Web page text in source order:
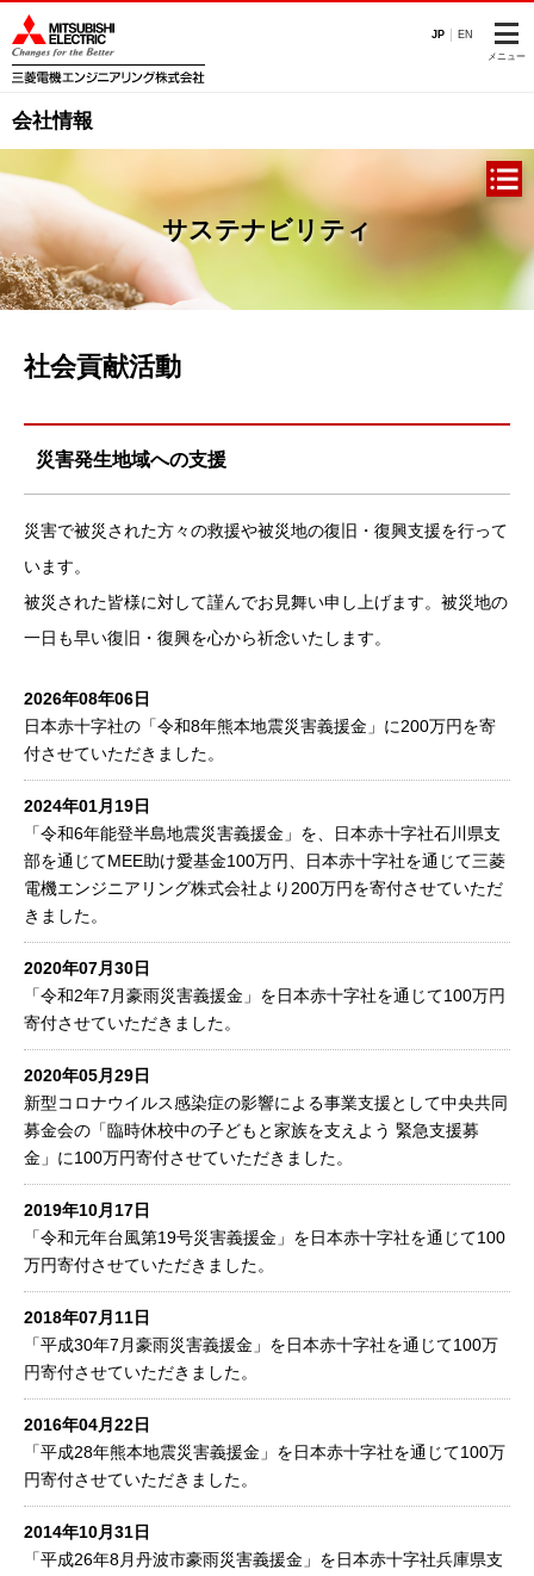
JP EN
メニュー
会社情報
サステナビリティ
社会貢献活動
災害発生地域への支援
災害で被災された方々の救援や被災地の復旧・復興支援を行って
います。
被災された皆様に対して謹んでお見舞い申し上げます。被災地の
一日も早い復旧・復興を心から祈念いたします。
2026年08年06日
日本赤十字社の「令和8年熊本地震災害義援金」に200万円を寄
付させていただきました。
2024年01月19日
「令和6年能登半島地震災害義援金」を、日本赤十字社石川県支
部を通じてMEE助け愛基金100万円、日本赤十字社を通じて三菱
電機エンジニアリング株式会社より200万円を寄付させていただ
きました。
2020年07月30日
「令和2年7月豪雨災害義援金」を日本赤十字社を通じて100万円
寄付させていただきました。
2020年05月29日
新型コロナウイルス感染症の影響による事業支援として中央共同
募金会の「臨時休校中の子どもと家族を支えよう 緊急支援募
金」に100万円寄付させていただきました。
2019年10月17日
「令和元年台風第19号災害義援金」を日本赤十字社を通じて100
万円寄付させていただきました。
2018年07月11日
「平成30年7月豪雨災害義援金」を日本赤十字社を通じて100万
円寄付させていただきました。
2016年04月22日
「平成28年熊本地震災害義援金」を日本赤十字社を通じて100万
円寄付させていただきました。
2014年10月31日
「平成26年8月丹波市豪雨災害義援金」を日本赤十字社兵庫県支